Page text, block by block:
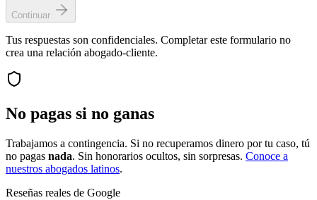
Continuar
Tus respuestas son confidenciales. Completar este formulario no
crea una relación abogado-cliente.
No pagas si no ganas
Trabajamos a contingencia. Si no recuperamos dinero por tu caso, tú
no pagas nada. Sin honorarios ocultos, sin sorpresas. Conoce a
nuestros abogados latinos.
Reseñas reales de Google